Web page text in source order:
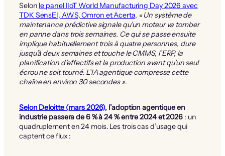
Selon le panel IIoT World Manufacturing Day 2026 avec
TDK SensEI, AWS, Omron et Acerta, « Un système de
maintenance prédictive signale qu’un moteur va tomber
en panne dans trois semaines. Ce qui se passe ensuite
implique habituellement trois à quatre personnes, dure
jusqu’à deux semaines et touche le CMMS, l’ERP, la
planification d’effectifs et la production avant qu’un seul
écrou ne soit tourné. L’IA agentique compresse cette
chaîne en environ 30 secondes ».
Selon Deloitte (mars 2026), l’adoption agentique en
industrie passera de 6 % à 24 % entre 2024 et 2026 : un
quadruplement en 24 mois. Les trois cas d’usage qui
captent ce flux :